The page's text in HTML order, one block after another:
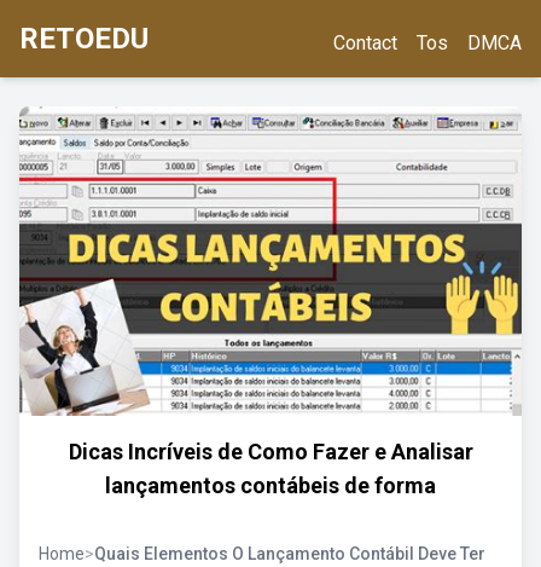
RETOEDU Contact Tos DMCA
Dicas Incríveis de Como Fazer e Analisar
lançamentos contábeis de forma
Home>Quais Elementos O Lançamento Contábil Deve Ter